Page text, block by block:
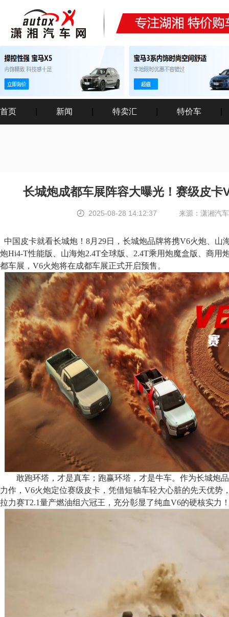
首页 新闻 特卖汇 特价车
长城炮成都车展阵容大曝光！赛级皮卡
2025-08-28 14:12:37 来源：潇湘汽
中国皮卡就看长城炮！8月29日，长城炮品牌将携V6火炮、山
炮Hi4-T性能版、山海炮2.4T全球版、2.4T乘用炮魔盒版、商用
都车展，V6火炮将在成都车展正式开启预售。
敢跑环塔，才是真车；跑赢环塔，才是牛车。作为长城炮
力作，V6火炮定位赛级皮卡，凭借短轴车轻大心脏的先天优势
拉力赛T2.1量产燃油组六冠王，充分彰显了纯血V6的硬核实力